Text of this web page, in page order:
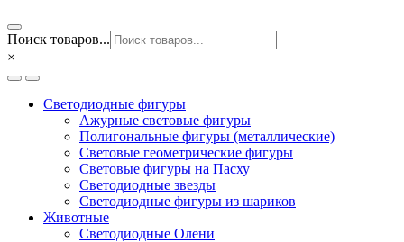
Поиск товаров...
×
Светодиодные фигуры
Ажурные световые фигуры
Полигональные фигуры (металлические)
Световые геометрические фигуры
Световые фигуры на Пасху
Светодиодные звезды
Светодиодные фигуры из шариков
Животные
Светодиодные Олени